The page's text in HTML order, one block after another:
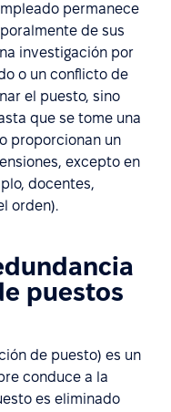
permanece
de sus
investigación por
o un conflicto de
el puesto, sino
que se tome una
proporcionan un
excepto en
docentes,
orden).
puestos
de puesto) es un
conduce a la
es eliminado